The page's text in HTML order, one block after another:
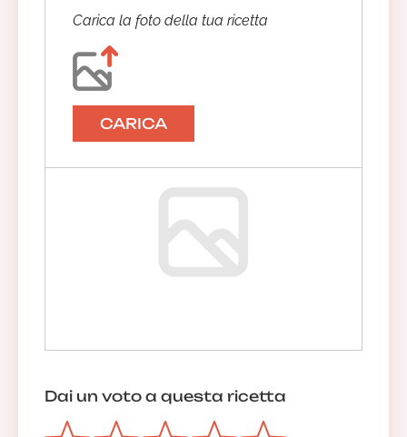
Carica la foto della tua ricetta
CARICA
Dai un voto a questa ricetta